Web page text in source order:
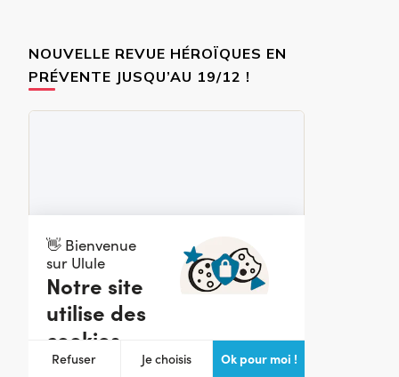
NOUVELLE REVUE HÉROÏQUES EN
PRÉVENTE JUSQU’AU 19/12 !